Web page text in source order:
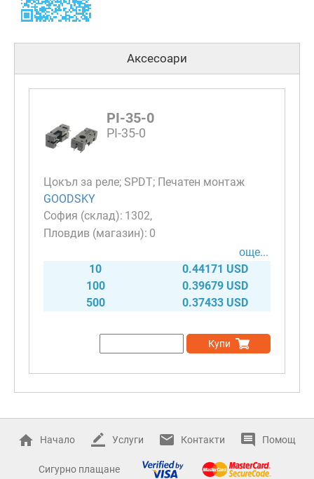
Аксесоари
PI-35-0
PI-35-0
Цокъл за реле; SPDT; Печатен монтаж
GOODSKY
1302
0
още...
10
0.44171 USD
100
0.39679 USD
500
0.37433 USD
Купи
Начало Услуги Контакти Помощ
Сигурно плащане